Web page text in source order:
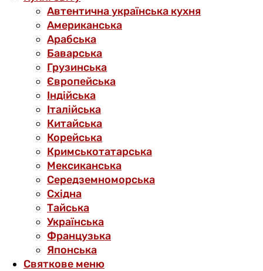
Автентична українська кухня
Американська
Арабська
Баварська
Грузинська
Європейська
Індійська
Італійська
Китайська
Корейська
Кримськотатарська
Мексиканська
Середземноморська
Східна
Тайська
Українська
Французька
Японська
Святкове меню